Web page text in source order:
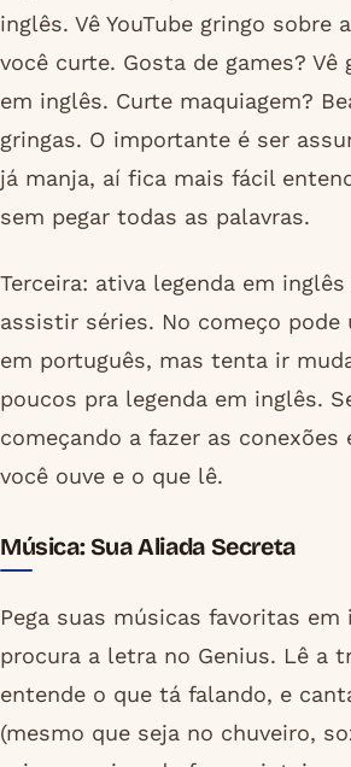
inglês. Vê YouTube gringo sobre
você curte. Gosta de games? Vê
em inglês. Curte maquiagem?
gringas. O importante é ser
já manja, aí fica mais fácil
sem pegar todas as palavras.
Terceira: ativa legenda em inglês
assistir séries. No começo pode
em português, mas tenta ir
poucos pra legenda em inglês.
começando a fazer as conexões
você ouve e o que lê.
Música: Sua Aliada Secreta
Pega suas músicas favoritas em
procura a letra no Genius. Lê a
entende o que tá falando, e
(mesmo que seja no chuveiro,